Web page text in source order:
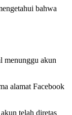
bahwa
menunggu akun
alamat Facebook
telah diretas